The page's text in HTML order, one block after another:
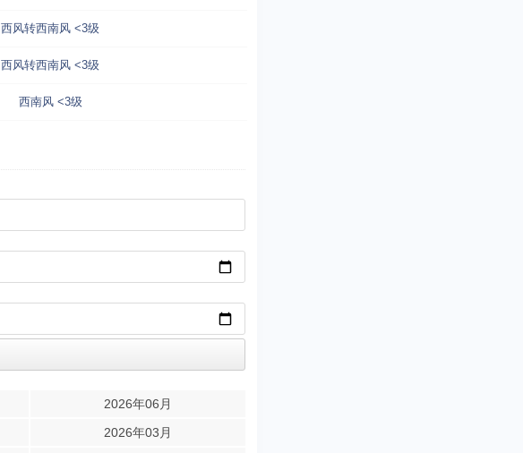
西风转西南风 <3级
西风转西南风 <3级
西南风 <3级
2026年06月
2026年03月